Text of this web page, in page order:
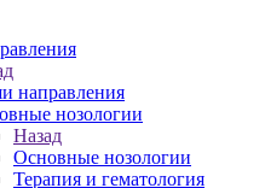
направления
нозологии
Назад
Основные нозологии
Терапия и гематология